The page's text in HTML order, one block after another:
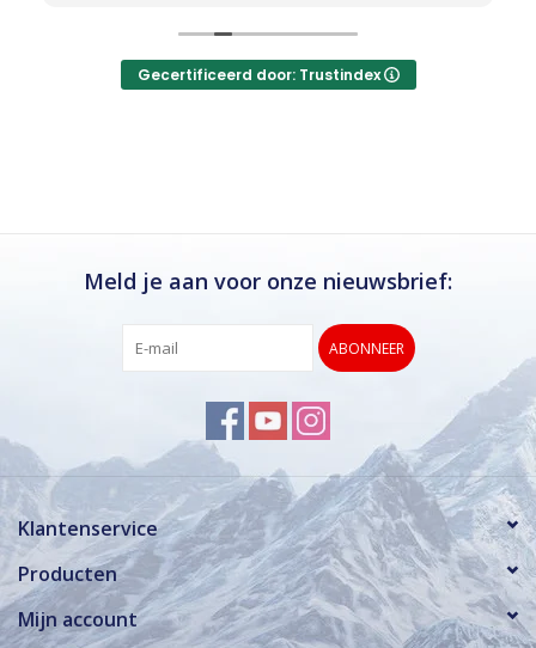
gevonden, waar met een paar kleine
aanpassing het perfecte model van werd
gemaakt.Gecertificeerd door: Trustindex
Meld je aan voor onze nieuwsbrief:
ABONNEER
Klantenservice
Producten
Mijn account